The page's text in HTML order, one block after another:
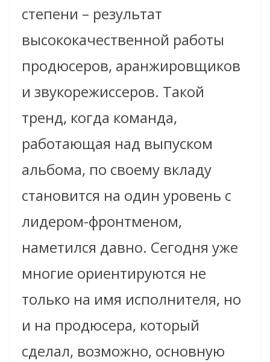
степени – результат
высококачественной работы
продюсеров, аранжировщиков
и звукорежиссеров. Такой
тренд, когда команда,
работающая над выпуском
альбома, по своему вкладу
становится на один уровень с
лидером-фронтменом,
наметился давно. Сегодня уже
многие ориентируются не
только на имя исполнителя, но
и на продюсера, который
сделал, возможно, основную